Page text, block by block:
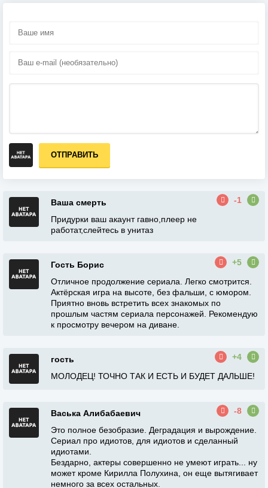
ОТПРАВИТЬ
Ваша смерть
-1
Придурки ваш акаунт гавно,плеер не
работат,слейтесь в унитаз
Гость Борис
+5
Отличное продолжение сериала. Легко смотрится.
Актёрская игра на высоте, без фальши, с юмором.
Приятно вновь встретить всех знакомых по
прошлым частям сериала персонажей. Рекомендую
к просмотру вечером на диване.
гость
+4
МОЛОДЕЦ! ТОЧНО ТАК И ЕСТЬ И БУДЕТ ДАЛЬШЕ!
Васька Алибабаевич
-8
Это полное безобразие. Деградация и вырождение.
Сериал про идиотов, для идиотов и сделанный
идиотами.
Бездарно, актеры совершенно не умеют играть... ну
может кроме Кирилла Полухина, он еще вытягивает
немного за всех остальных.